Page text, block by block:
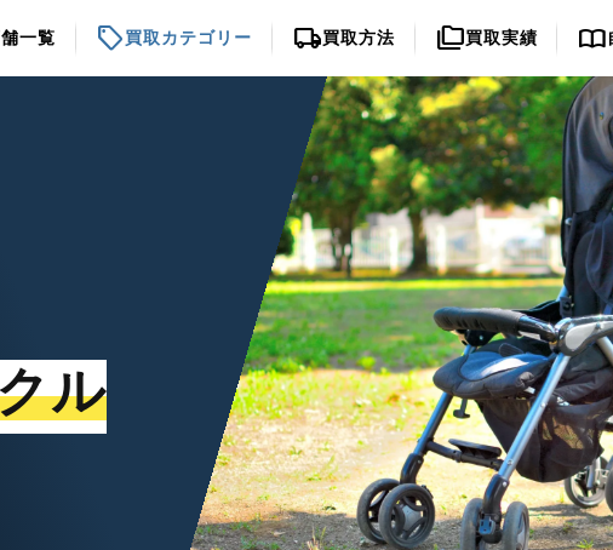
一覧 sell買取カテゴリー local_shipping買取方法 folder_copy買取実績 import_contacts
ル